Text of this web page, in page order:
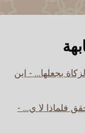
بجعلها... - ابن
فلماذا لا ي... -